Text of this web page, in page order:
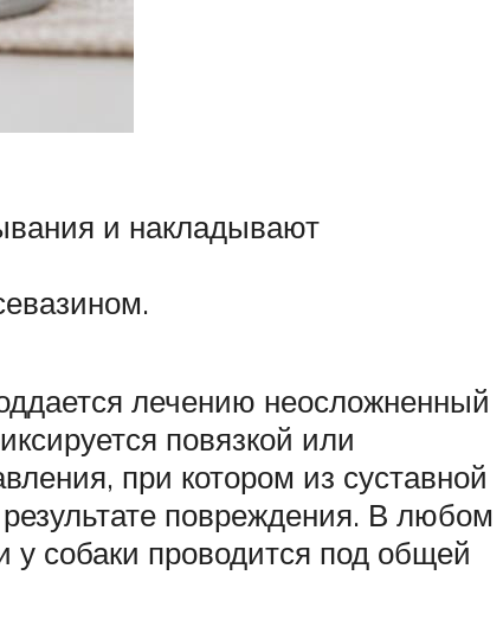
и накладывают
лечению неосложненный
повязкой или
при котором из суставной
повреждения. В любом
собаки проводится под общей